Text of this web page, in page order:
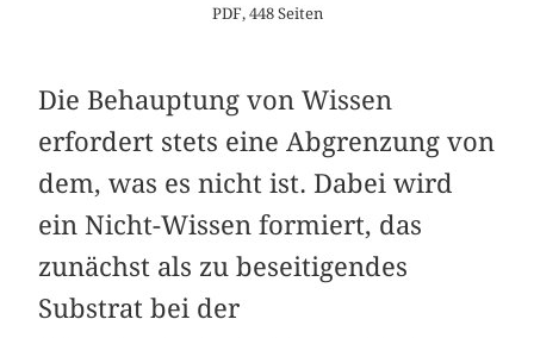
PDF, 448 Seiten
Die Behauptung von Wissen
erfordert stets eine Abgrenzung von
dem, was es nicht ist. Dabei wird
ein Nicht-Wissen formiert, das
zunächst als zu beseitigendes
Substrat bei der